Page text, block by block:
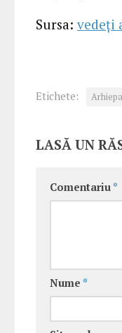
Sursa: vedeţi
Etichete:
LASĂ UN
Comentariu *
Nume *